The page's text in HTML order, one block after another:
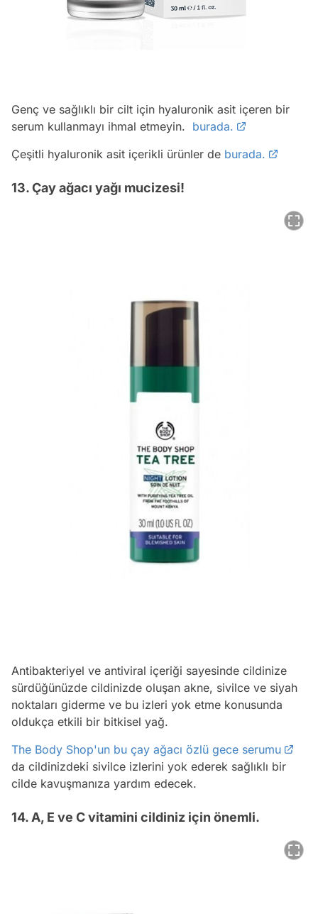
Genç ve sağlıklı bir cilt için hyaluronik asit içeren bir
serum kullanmayı ihmal etmeyin. burada.
Çeşitli hyaluronik asit içerikli ürünler de burada.
13. Çay ağacı yağı mucizesi!
Antibakteriyel ve antiviral içeriği sayesinde cildinize
sürdüğünüzde cildinizde oluşan akne, sivilce ve siyah
noktaları giderme ve bu izleri yok etme konusunda
oldukça etkili bir bitkisel yağ.
The Body Shop'un bu çay ağacı özlü gece serumu
da cildinizdeki sivilce izlerini yok ederek sağlıklı bir
cilde kavuşmanıza yardım edecek.
14. A, E ve C vitamini cildiniz için önemli.